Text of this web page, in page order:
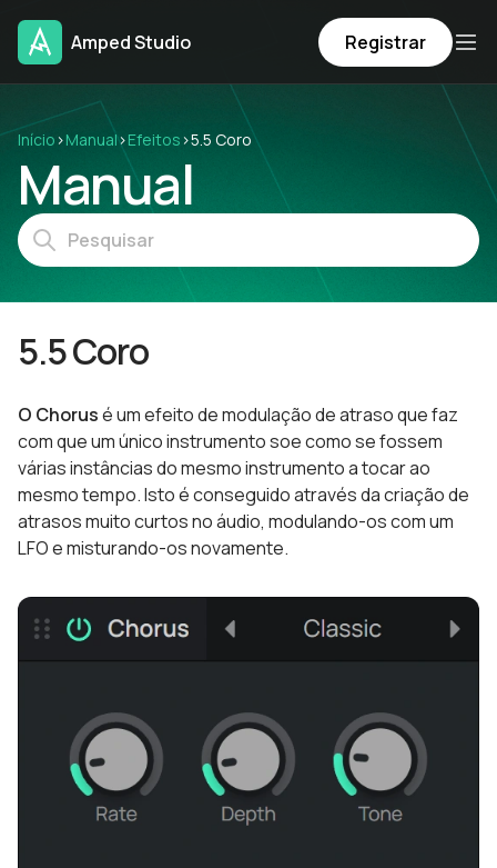
Amped Studio Registrar
Início›Manual›Efeitos ›5.5 Coro
Manual
5.5 Coro
O Chorusé um efeito de modulação de atraso que faz
com que um único instrumento soe como se fossem
várias instâncias do mesmo instrumento a tocar ao
mesmo tempo. Isto é conseguido através da criação de
atrasos muito curtos no áudio, modulando-os com um
LFO e misturando-os novamente.